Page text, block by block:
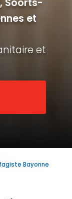
et
et
Bayonne